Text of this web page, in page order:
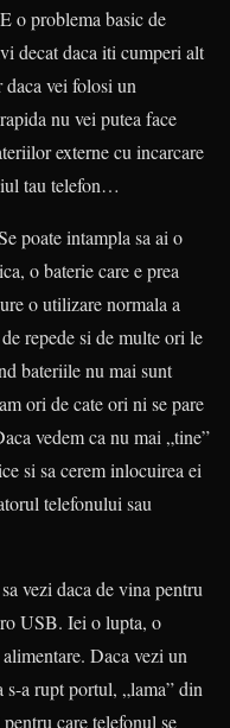
o problema basic de
decat daca iti cumperi alt
vei folosi un
nu vei putea face
externe cu incarcare
tau telefon…
poate intampla sa ai o
o baterie care e prea
o utilizare normala a
repede si de multe ori le
bateriile nu mai sunt
ori de cate ori ni se pare
vedem ca nu mai „tine”
si sa cerem inlocuirea ei
telefonului sau
vezi daca de vina pentru
USB. Iei o lupta, o
Daca vezi un
a rupt portul, „lama” din
care telefonul se